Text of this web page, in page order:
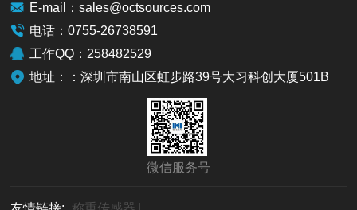
E-mail：sales@octsources.com
电话：0755-26738591
工作QQ：258482529
地址：：深圳市南山区虹步路39号大习科创大厦501B
微信服务号